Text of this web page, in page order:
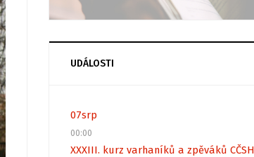
UDÁLOSTI
07srp
00:00
XXXIII. kurz varhaníků a zpěváků CČSH